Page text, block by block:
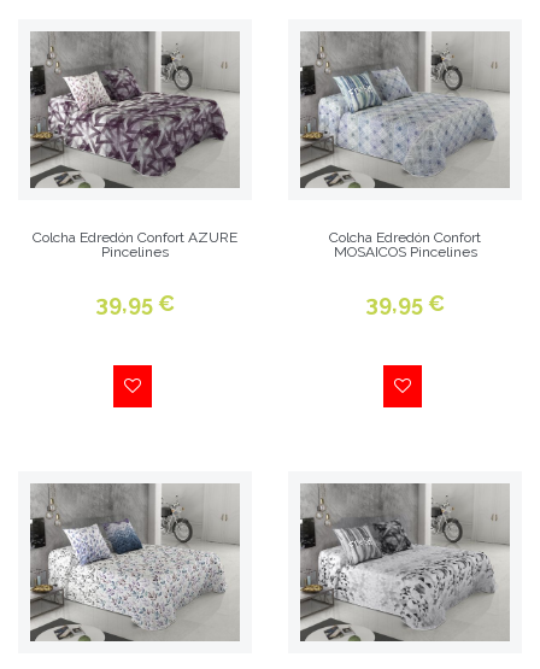
Colcha Edredón Confort AZURE
Pincelines
39,95 €
Colcha Edredón Confort
MOSAICOS Pincelines
39,95 €